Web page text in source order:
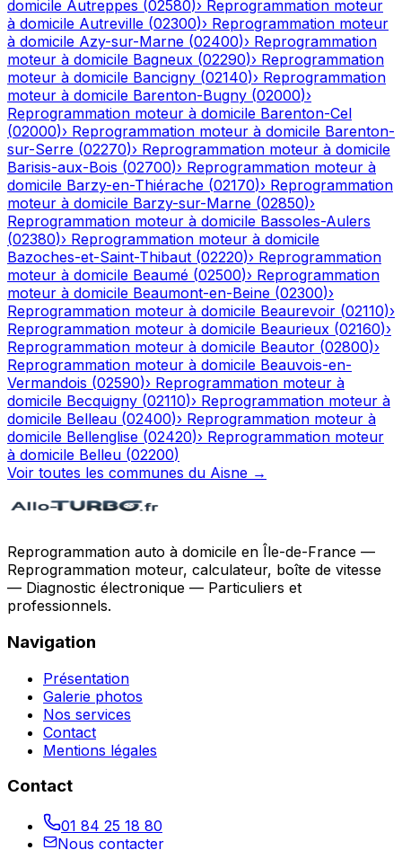
domicile Autreppes (02580)› Reprogrammation moteur
à domicile Autreville (02300)› Reprogrammation moteur
à domicile Azy-sur-Marne (02400)› Reprogrammation
moteur à domicile Bagneux (02290)› Reprogrammation
moteur à domicile Bancigny (02140)› Reprogrammation
moteur à domicile Barenton-Bugny (02000)›
Reprogrammation moteur à domicile Barenton-Cel
(02000)› Reprogrammation moteur à domicile Barenton-
sur-Serre (02270)› Reprogrammation moteur à domicile
Barisis-aux-Bois (02700)› Reprogrammation moteur à
domicile Barzy-en-Thiérache (02170)› Reprogrammation
moteur à domicile Barzy-sur-Marne (02850)›
Reprogrammation moteur à domicile Bassoles-Aulers
(02380)› Reprogrammation moteur à domicile
Bazoches-et-Saint-Thibaut (02220)› Reprogrammation
moteur à domicile Beaumé (02500)› Reprogrammation
moteur à domicile Beaumont-en-Beine (02300)›
Reprogrammation moteur à domicile Beaurevoir (02110)›
Reprogrammation moteur à domicile Beaurieux (02160)›
Reprogrammation moteur à domicile Beautor (02800)›
Reprogrammation moteur à domicile Beauvois-en-
Vermandois (02590)› Reprogrammation moteur à
domicile Becquigny (02110)› Reprogrammation moteur à
domicile Belleau (02400)› Reprogrammation moteur à
domicile Bellenglise (02420)› Reprogrammation moteur
à domicile Belleu (02200)
Voir toutes les communes du Aisne →
Reprogrammation auto à domicile en Île-de-France —
Reprogrammation moteur, calculateur, boîte de vitesse
— Diagnostic électronique — Particuliers et
professionnels.
Navigation
Présentation
Galerie photos
Nos services
Contact
Mentions légales
Contact
01 84 25 18 80
Nous contacter